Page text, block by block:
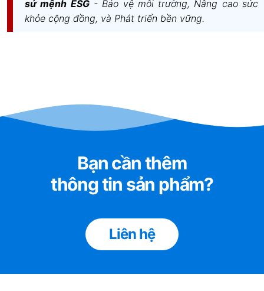
Thời gian thay lõi cho Máy Lọc Nước
sứ mệnh ESG- Bảo vệ môi trường, Nâng cao sức
khỏe cộng đồng, và Phát triển bền vững.
Bạn cần thêm
thông tin sản phẩm?
Liên hệ